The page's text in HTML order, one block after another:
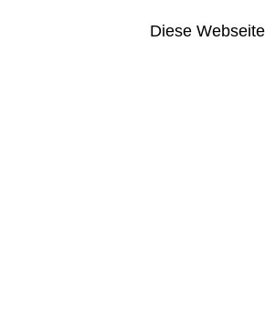
Diese